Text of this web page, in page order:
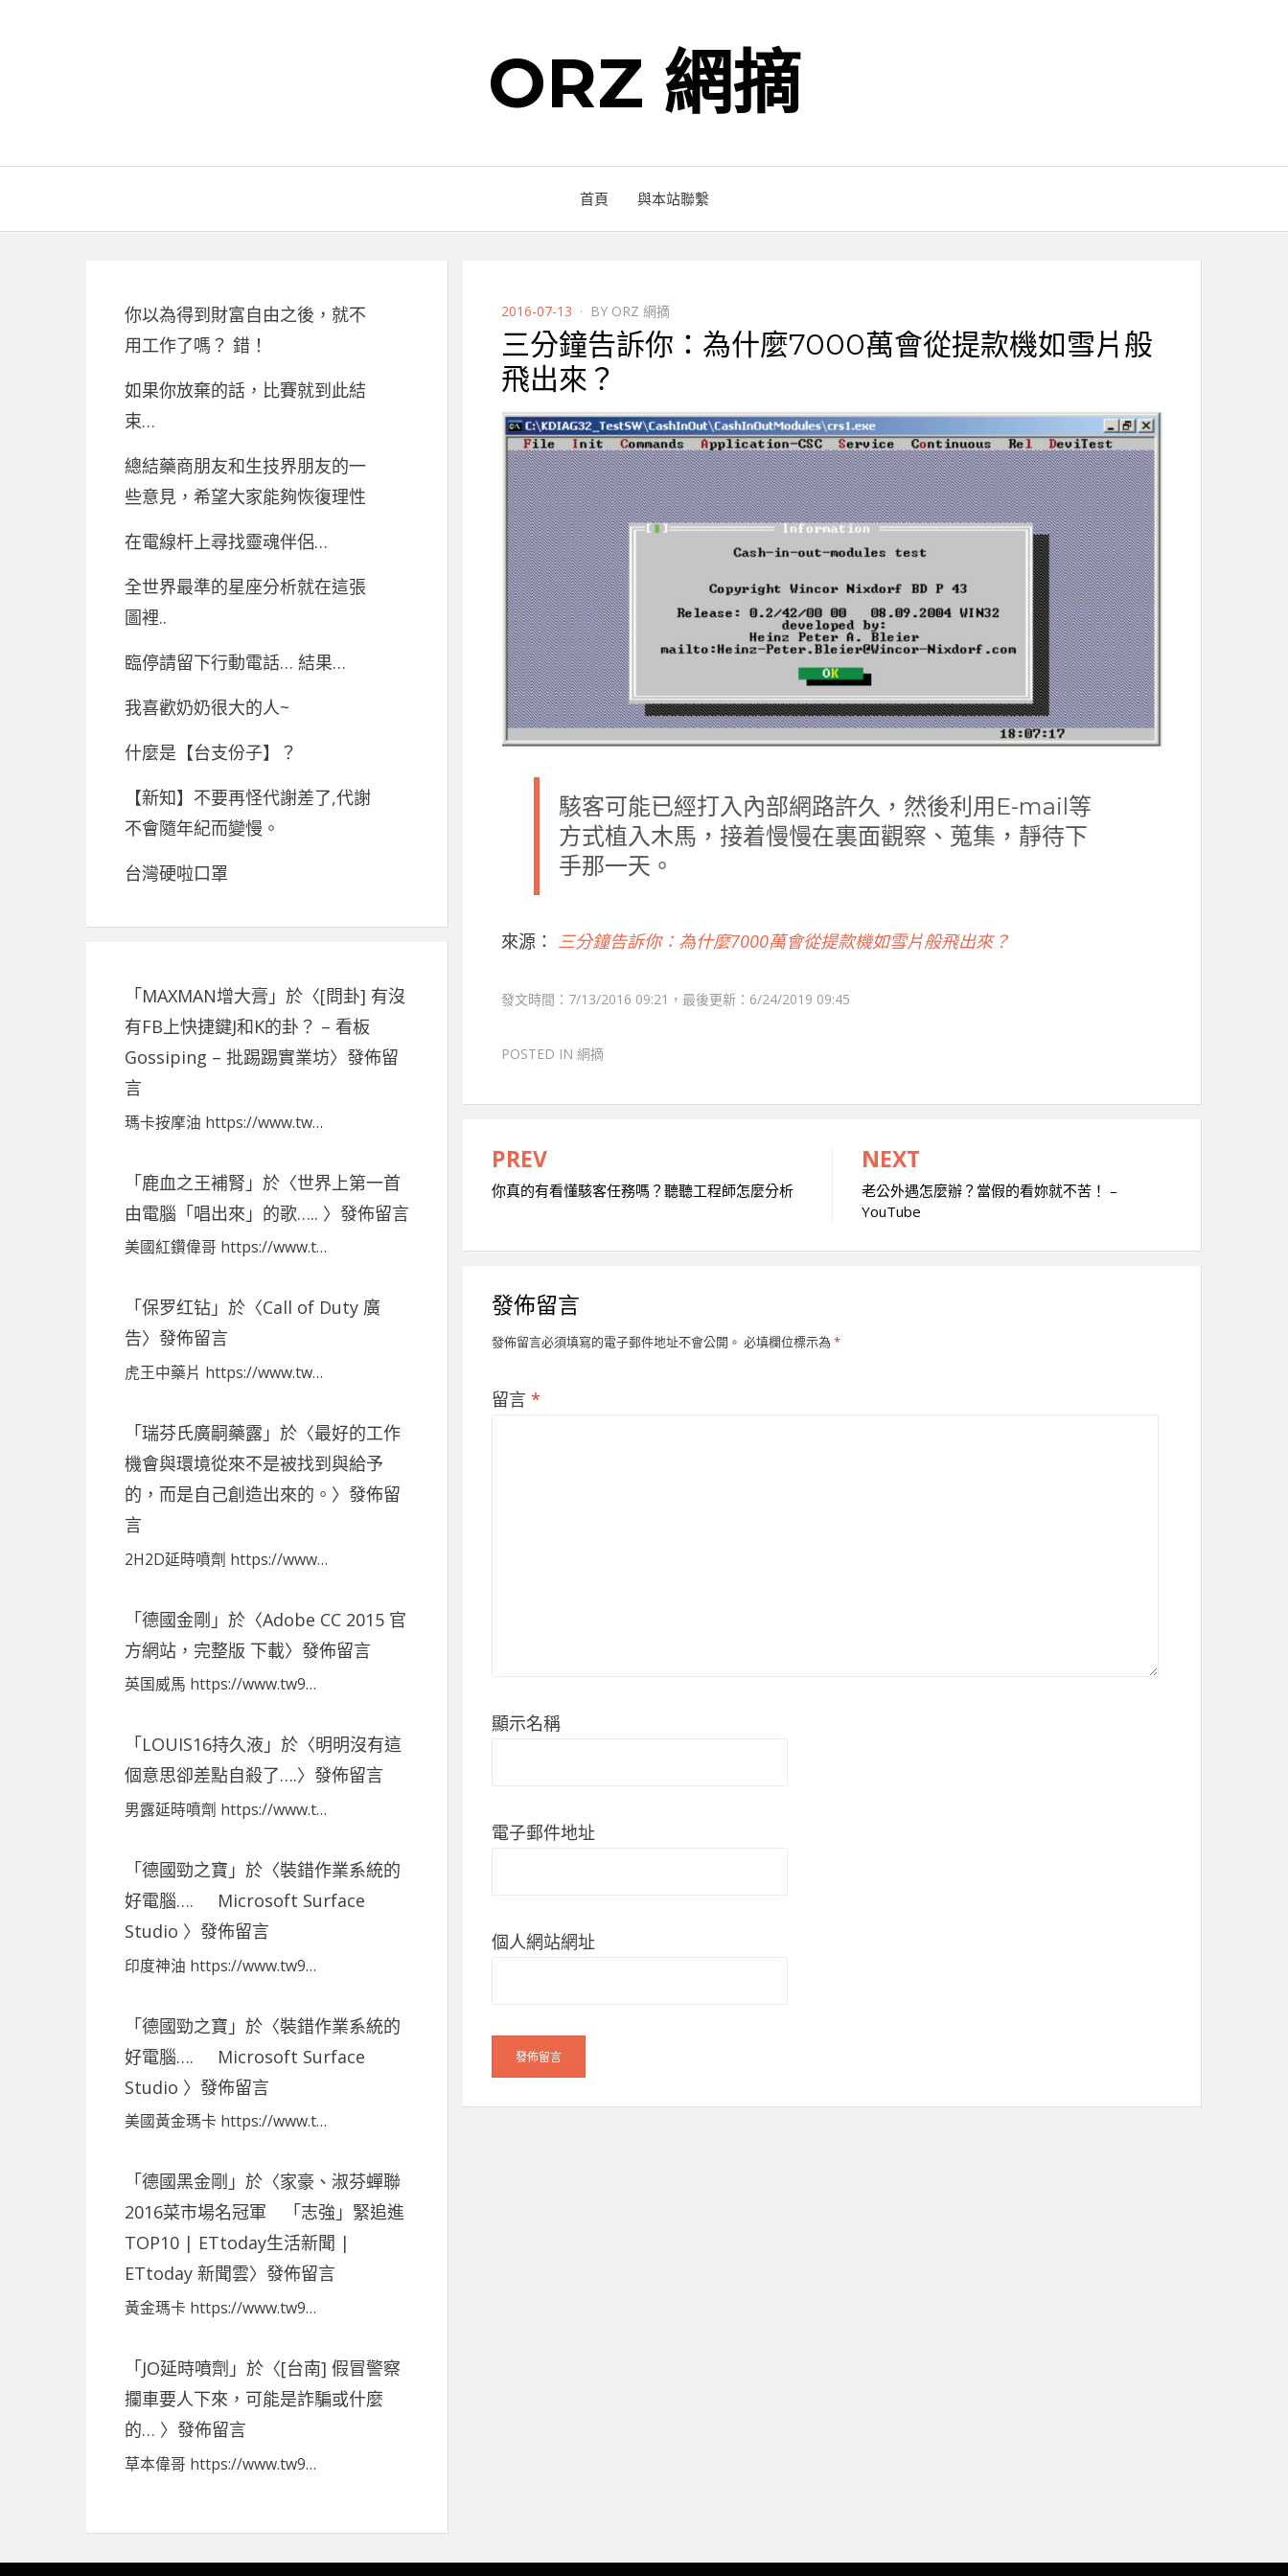
ORZ 網摘
首頁 與本站聯繫
POSTED
ON
2016-07-13 BY ORZ 網摘
三分鐘告訴你：為什麼7000萬會從提款機如雪片般
飛出來？
駭客可能已經打入內部網路許久，然後利用E-mail等
方式植入木馬，接着慢慢在裏面觀察、蒐集，靜待下
手那一天。
來源： 三分鐘告訴你：為什麼7000萬會從提款機如雪片般飛出來？
發文時間：7/13/2016 09:21，最後更新：6/24/2019 09:45
POSTED IN 網摘
文
章
PREV
你真的有看懂駭客任務嗎？聽聽工程師怎麼分析
NEXT
老公外遇怎麼辦？當假的看妳就不苦！ –
YouTube
發佈留言
發佈留言必須填寫的電子郵件地址不會公開。 必填欄位標示為 *
留言 *
顯示名稱
電子郵件地址
個人網站網址
你以為得到財富自由之後，就不
用工作了嗎？ 錯！
如果你放棄的話，比賽就到此結
束…
總結藥商朋友和生技界朋友的一
些意見，希望大家能夠恢復理性
在電線杆上尋找靈魂伴侶…
全世界最準的星座分析就在這張
圖裡..
臨停請留下行動電話… 結果…
我喜歡奶奶很大的人~
什麼是【台支份子】？
【新知】不要再怪代謝差了,代謝
不會隨年紀而變慢。
台灣硬啦口罩
「MAXMAN增大膏 」於〈[問卦] 有沒
有FB上快捷鍵J和K的卦？ – 看板
Gossiping – 批踢踢實業坊〉發佈留
言
瑪卡按摩油 https://www.tw…
「鹿血之王補腎 」於〈世界上第一首
由電腦「唱出來」的歌….. 〉發佈留言
美國紅鑽偉哥 https://www.t…
「保罗红钻」於〈Call of Duty 廣
告〉發佈留言
虎王中藥片 https://www.tw…
「瑞芬氏廣嗣藥露」於〈最好的工作
機會與環境從來不是被找到與給予
的，而是自己創造出來的。 〉發佈留
言
2H2D延時噴劑 https://www…
「德國金剛 」於〈Adobe CC 2015 官
方網站，完整版 下載〉發佈留言
英国威馬 https://www.tw9…
「LOUIS16持久液」於〈明明沒有這
個意思卻差點自殺了….〉發佈留言
男露延時噴劑 https://www.t…
「德國勁之寶 」於〈裝錯作業系統的
好電腦…. Microsoft Surface
Studio 〉發佈留言
印度神油 https://www.tw9…
「德國勁之寶 」於〈裝錯作業系統的
好電腦…. Microsoft Surface
Studio 〉發佈留言
美國黃金瑪卡 https://www.t…
「德國黑金剛 」於〈家豪、淑芬蟬聯
2016菜市場名冠軍 「志強」緊追進
TOP10 | ETtoday生活新聞 |
ETtoday 新聞雲〉發佈留言
黃金瑪卡 https://www.tw9…
「JO延時噴劑 」於〈[台南] 假冒警察
攔車要人下來，可能是詐騙或什麼
的… 〉發佈留言
草本偉哥 https://www.tw9…